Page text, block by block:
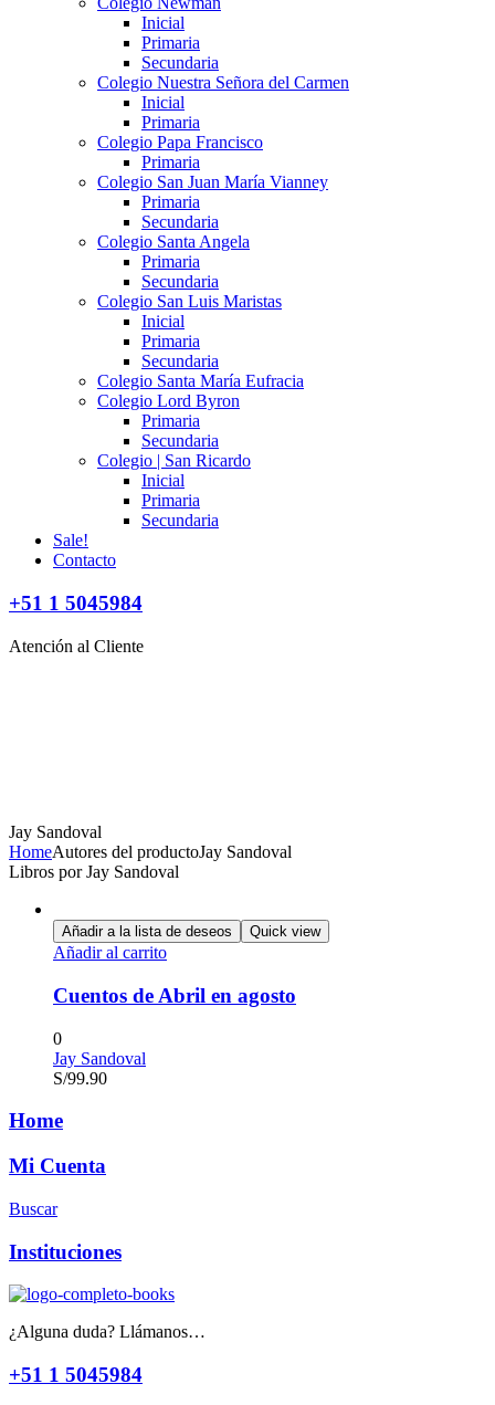
Inicial
Primaria
Secundaria
Colegio Nuestra Señora del Carmen
Inicial
Primaria
Colegio Papa Francisco
Primaria
Colegio San Juan María Vianney
Primaria
Secundaria
Colegio Santa Angela
Primaria
Secundaria
Colegio San Luis Maristas
Inicial
Primaria
Secundaria
Colegio Santa María Eufracia
Colegio Lord Byron
Primaria
Secundaria
Colegio | San Ricardo
Inicial
Primaria
Secundaria
Sale!
Contacto
+51 1 5045984
Atención al Cliente
Jay Sandoval
HomeAutores del productoJay Sandoval
Libros por Jay Sandoval
Añadir a la lista de deseos Quick view
Añadir al carrito
Cuentos de Abril en agosto
0
Jay Sandoval
S/99.90
Home
Mi Cuenta
Buscar
Instituciones
¿Alguna duda? Llámanos…
+51 1 5045984